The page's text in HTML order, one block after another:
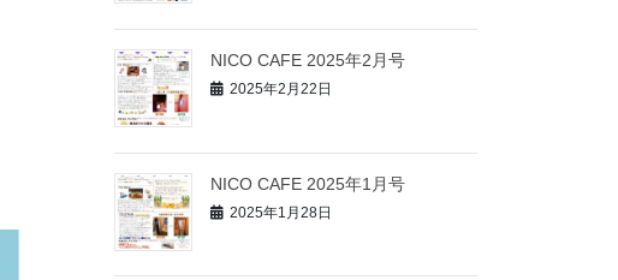
NICO CAFE 2025年2月号
2025年2月22日
NICO CAFE 2025年1月号
2025年1月28日